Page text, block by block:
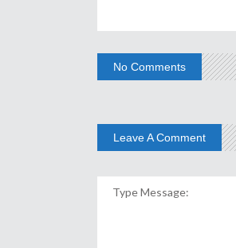
No Comments
Leave A Comment